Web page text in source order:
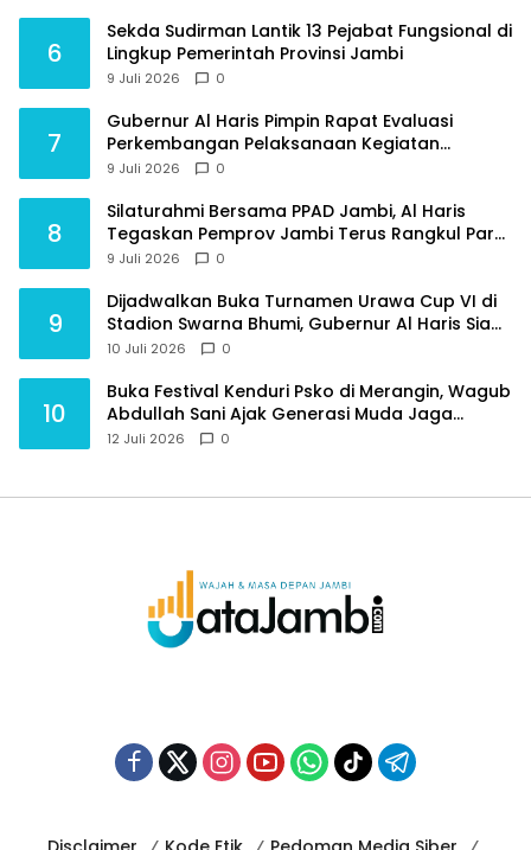
6
Sekda Sudirman Lantik 13 Pejabat Fungsional di
Lingkup Pemerintah Provinsi Jambi
9 Juli 2026 0
7
Gubernur Al Haris Pimpin Rapat Evaluasi
Perkembangan Pelaksanaan Kegiatan
Pembangunan Triwulan II TA 2026
9 Juli 2026 0
8
Silaturahmi Bersama PPAD Jambi, Al Haris
Tegaskan Pemprov Jambi Terus Rangkul Para
Purnawirawan
9 Juli 2026 0
9
Dijadwalkan Buka Turnamen Urawa Cup VI di
Stadion Swarna Bhumi, Gubernur Al Haris Siap
Berlaga Lawan Tim Urawa
10 Juli 2026 0
10
Buka Festival Kenduri Psko di Merangin, Wagub
Abdullah Sani Ajak Generasi Muda Jaga
Budaya dan Jauhi Narkoba
12 Juli 2026 0